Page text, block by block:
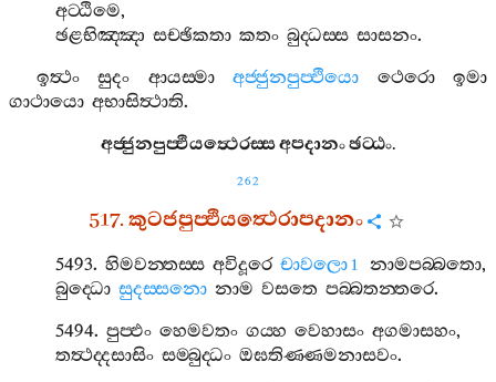
අට‍්ඨිමෙ,
ඡළභිඤ‍්ඤා සච‍්ඡිකතා කතං බුද‍්ධස‍්ස සාසනං.
ඉත්‍ථං
සුදං ආයස‍්මා අජ‍්ජුනපුප‍්ඵියො ථෙරො
ඉමා
ගාථායො අභාසිත්‍ථාති.
අජ‍්ජුනපුප‍්ඵියත්‍ථෙරස‍්සඅපදානංඡට‍්ඨං.
262
517.කුටජපුප‍්ඵියත්‍ථෙරාපදානං
5493.හිමවන‍්තස‍්ස අවිදූරෙ චාවලො 1 නාමපබ‍්බතො,
බුද‍්ධො සුදස‍්සනො නාම වසතෙ පබ‍්බතන‍්තරෙ.
5494.පුප‍්ඵං හෙමවතං ගය‍්හ වෙහාසං අගමාසහං,
තත්‍ථද‍්දසාසිං සම‍්බුද‍්ධං ඔඝතිණ‍්ණමනාසවං.